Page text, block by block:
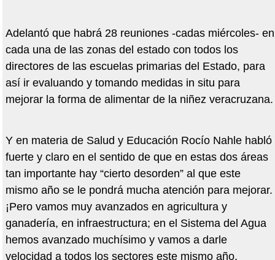
Adelantó que habrá 28 reuniones -cadas miércoles- en
cada una de las zonas del estado con todos los
directores de las escuelas primarias del Estado, para
así ir evaluando y tomando medidas in situ para
mejorar la forma de alimentar de la niñez veracruzana.
Y en materia de Salud y Educación Rocío Nahle habló
fuerte y claro en el sentido de que en estas dos áreas
tan importante hay “cierto desorden” al que este
mismo año se le pondrá mucha atención para mejorar.
¡Pero vamos muy avanzados en agricultura y
ganadería, en infraestructura; en el Sistema del Agua
hemos avanzado muchísimo y vamos a darle
velocidad a todos los sectores este mismo año.